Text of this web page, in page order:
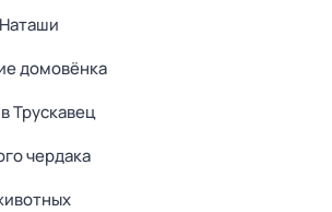
домовёнка
Трускавец
чердака